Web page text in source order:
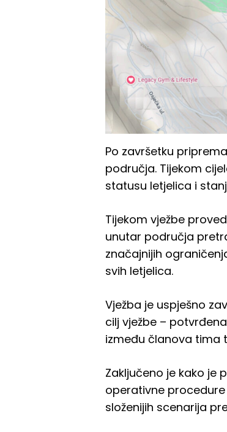
Po završetku
područja. Tijekom
statusu letjelica i
Tijekom vježbe
unutar područja
značajnijih
svih letjelica.
Vježba je uspješno
cilj vježbe –
između članova tima
Zaključeno je kako
operativne
složenijih scenarija